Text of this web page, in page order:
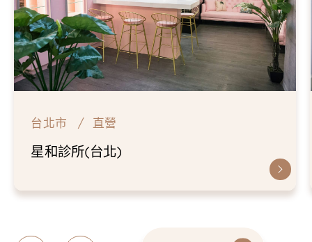
台北市 直營
仁愛星和診所